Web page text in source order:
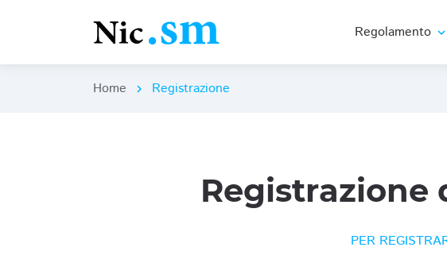
Regolamento expand_more
Home chevron_right Registrazione
Registrazione
PER